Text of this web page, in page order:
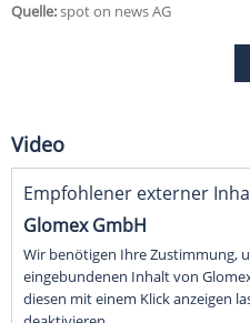
Quelle:spot on news AG
Video
Empfohlener externer
Glomex GmbH
Wir benötigen Ihre Zustimmung,
eingebundenen Inhalt von
diesen mit einem Klick anzeigen